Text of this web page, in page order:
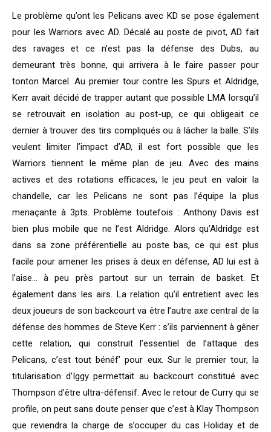
Le problème qu’ont les Pelicans avec KD se pose également
pour les Warriors avec AD. Décalé au poste de pivot, AD fait
des ravages et ce n’est pas la défense des Dubs, au
demeurant très bonne, qui arrivera à le faire passer pour
tonton Marcel. Au premier tour contre les Spurs et Aldridge,
Kerr avait décidé de trapper autant que possible LMA lorsqu’il
se retrouvait en isolation au post-up, ce qui obligeait ce
dernier à trouver des tirs compliqués ou à lâcher la balle. S’ils
veulent limiter l’impact d’AD, il est fort possible que les
Warriors tiennent le même plan de jeu. Avec des mains
actives et des rotations efficaces, le jeu peut en valoir la
chandelle, car les Pelicans ne sont pas l’équipe la plus
menaçante à 3pts. Problème toutefois : Anthony Davis est
bien plus mobile que ne l’est Aldridge. Alors qu’Aldridge est
dans sa zone préférentielle au poste bas, ce qui est plus
facile pour amener les prises à deux en défense, AD lui est à
l’aise… à peu près partout sur un terrain de basket. Et
également dans les airs. La relation qu’il entretient avec les
deux joueurs de son backcourt va être l’autre axe central de la
défense des hommes de Steve Kerr : s’ils parviennent à gêner
cette relation, qui construit l’essentiel de l’attaque des
Pelicans, c’est tout bénéf’ pour eux. Sur le premier tour, la
titularisation d’Iggy permettait au backcourt constitué avec
Thompson d’être ultra-défensif. Avec le retour de Curry qui se
profile, on peut sans doute penser que c’est à Klay Thompson
que reviendra la charge de s’occuper du cas Holiday et de